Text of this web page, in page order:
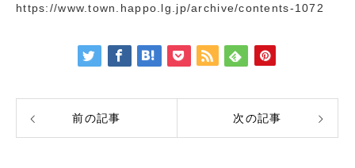
https://www.town.happo.lg.jp/archive/contents-1072
前の記事 次の記事